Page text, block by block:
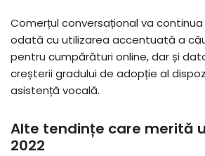
Comerțul conversațional va
odată cu utilizarea accentuată a
pentru cumpărături online, dar și
creșterii gradului de adopție al
asistență vocală.
Alte tendințe care merită
2022